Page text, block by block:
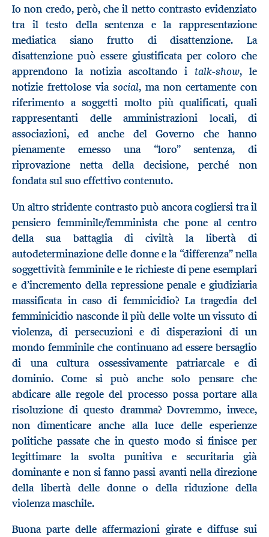
Io non credo, però, che il netto contrasto evidenziato
tra il testo della sentenza e la rappresentazione
mediatica siano frutto di disattenzione. La
disattenzione può essere giustificata per coloro che
apprendono la notizia ascoltando italk-show, le
notizie frettolose via social, ma non certamente con
riferimento a soggetti molto più qualificati, quali
rappresentanti delle amministrazioni locali, di
associazioni, ed anche del Governo che hanno
pienamente emesso una “loro” sentenza, di
riprovazione netta della decisione, perché non
fondata sul suo effettivo contenuto.
Un altro stridente contrasto può ancora cogliersi tra il
pensiero femminile/femminista che pone al centro
della sua battaglia di civiltà la libertà di
autodeterminazione delle donne e la “differenza” nella
soggettività femminile e le richieste di pene esemplari
e d’incremento della repressione penale e giudiziaria
massificata in caso di femmicidio? La tragedia del
femminicidio nasconde il più delle volte un vissuto di
violenza, di persecuzioni e di disperazioni di un
mondo femminile che continuano ad essere bersaglio
di una cultura ossessivamente patriarcale e di
dominio. Come si può anche solo pensare che
abdicare alle regole del processo possa portare alla
risoluzione di questo dramma? Dovremmo, invece,
non dimenticare anche alla luce delle esperienze
politiche passate che in questo modo si finisce per
legittimare la svolta punitiva e securitaria già
dominante e non si fanno passi avanti nella direzione
della libertà delle donne o della riduzione della
violenza maschile.
Buona parte delle affermazioni girate e diffuse sui